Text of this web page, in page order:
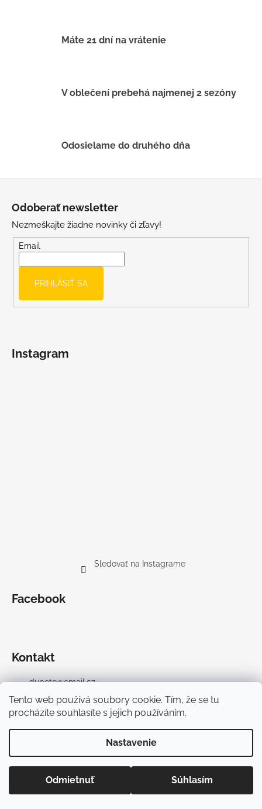
Tento web používá soubory cookie. Tím, že se tu
procházíte souhlasíte s jejich používáním.
Nastavenie
Odmietnuť Súhlasím
i
v
ý
s
Máte 21 dní na vrátenie
V oblečení prebehá najmenej 2 sezóny
Odosielame do druhého dňa
Odoberať newsletter
Nezmeškajte žiadne novinky či zľavy!
Email
PRIHLÁSIŤ SA
Instagram
Sledovať na Instagrame
Facebook
Kontakt
dupeto@email.cz
+420 603 194 559
(Po-Pi 9 až 15:00)
(Po-Pi 9 až 15:00)